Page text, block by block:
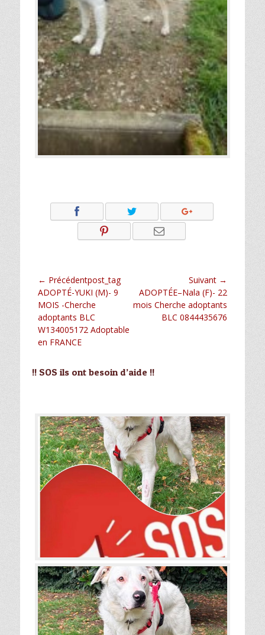
Navigation
de
l’article
← Précédentpost_tag
Article
précédent :
ADOPTÉ-YUKI (M)- 9
MOIS -Cherche
adoptants BLC
W134005172 Adoptable
en FRANCE
Suivant →
Article
suivant :
ADOPTÉE–Nala (F)- 22
mois Cherche adoptants
BLC 0844435676
!! SOS ils ont besoin d’aide !!